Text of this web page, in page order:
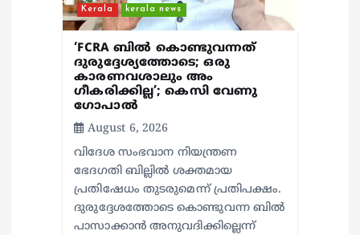
Kerala kerala news
‘FCRA ബിൽ കൊണ്ടുവന്നത്
ദുരുദ്ദേശ്യത്തോടെ; ഒരു
കാരണവശാലും അം​
ഗീകരിക്കില്ല’; കെസി വേണു​
ഗോപാൽ
August 6, 2026
വിദേശ സംഭവാന നിയന്ത്രണ
ഭേദഗതി ബില്ലിൽ ശക്തമായ
പ്രതിഷേധം തുടരുമെന്ന് പ്രതിപക്ഷം.
ദുരുദ്ദേശത്തോടെ കൊണ്ടുവന്ന ബിൽ
പാസാക്കാൻ അനുവദിക്കില്ലെന്ന്